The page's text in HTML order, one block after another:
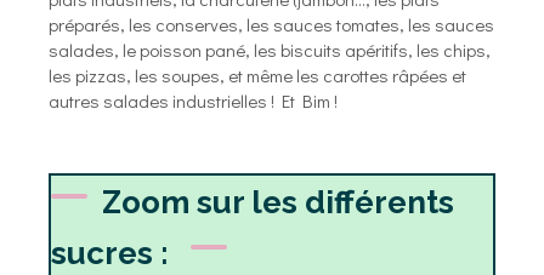
préparés, les conserves, les sauces tomates, les sauces
salades, le poisson pané, les biscuits apéritifs, les chips,
les pizzas, les soupes, et même les carottes râpées et
autres salades industrielles ! Et Bim !
Zoom sur les différents
sucres :